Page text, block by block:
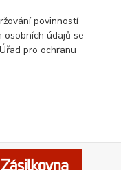
povinností
osobních údajů se
pro ochranu